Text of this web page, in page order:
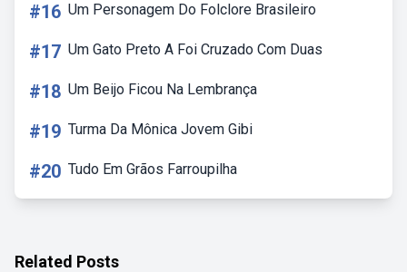
#16 Um Personagem Do Folclore Brasileiro
#17 Um Gato Preto A Foi Cruzado Com Duas
#18 Um Beijo Ficou Na Lembrança
#19 Turma Da Mônica Jovem Gibi
#20 Tudo Em Grãos Farroupilha
Related Posts